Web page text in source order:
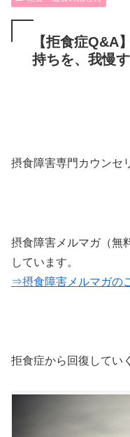
【拒食症Q&A
持ちを、我慢
摂食障害専門カウンセ
摂食障害メルマガ（無
しています。
⇒摂食障害メルマガの
拒食症から回復してい